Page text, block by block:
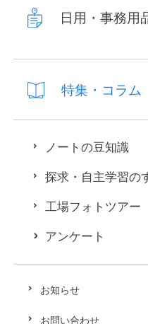
お知らせ
お問い合わせ
日用・事務用
特集・コラム
ノートの豆知識
探求・自主学習の
工場フォトツアー
アンケート